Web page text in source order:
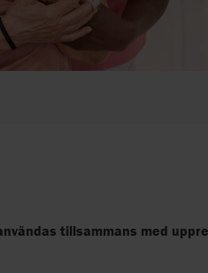
tillsammans med